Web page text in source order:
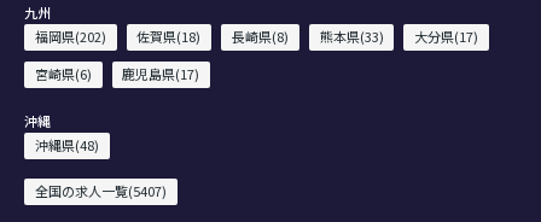
九州
福岡県(202)
佐賀県(18) 長崎県(8) 熊本県(33)
大分県(17)
宮崎県(6)
鹿児島県(17)
沖縄
沖縄県(48)
全国の求人一覧(5407)